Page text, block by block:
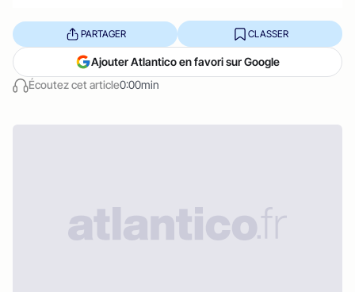
Écoutez cet article0:00min
PARTAGER CLASSER
Ajouter Atlantico en favori sur Google